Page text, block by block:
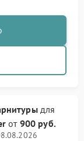
для
от 900 руб.